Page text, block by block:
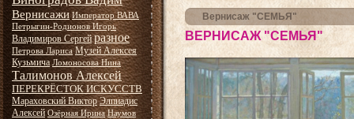
Вернисажи Император ВАВА
Петрыгин-Родионов Игорь
Владимиров Сергей разное
Петрова Лариса Музей Алексея
Кузьмича Ломоносова Нина
Талимонов Алексей
ПЕРЕКРЁСТОК ИСКУССТВ
Мараховский Виктор Элпиадис
Алексей Озёрная Ирина Наумов
Вернисаж "СЕМЬЯ"
ВЕРНИСАЖ "СЕМЬЯ"